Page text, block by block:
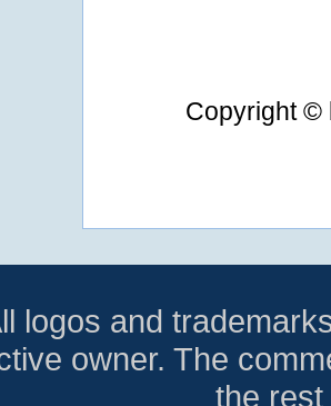
Copyright ©
logos and
owner. The
the